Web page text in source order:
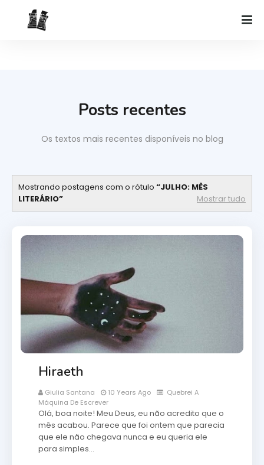
Posts recentes
Os textos mais recentes disponíveis no blog
Mostrando postagens com o rótulo
JULHO: MÊS
LITERÁRIO
Mostrar tudo
Hiraeth
Giulia Santana 10 Years Ago
Quebrei A
Máquina De Escrever
Olá, boa noite! Meu Deus, eu não acredito que o
mês acabou. Parece que foi ontem que parecia
que ele não chegava nunca e eu queria ele
para simples…